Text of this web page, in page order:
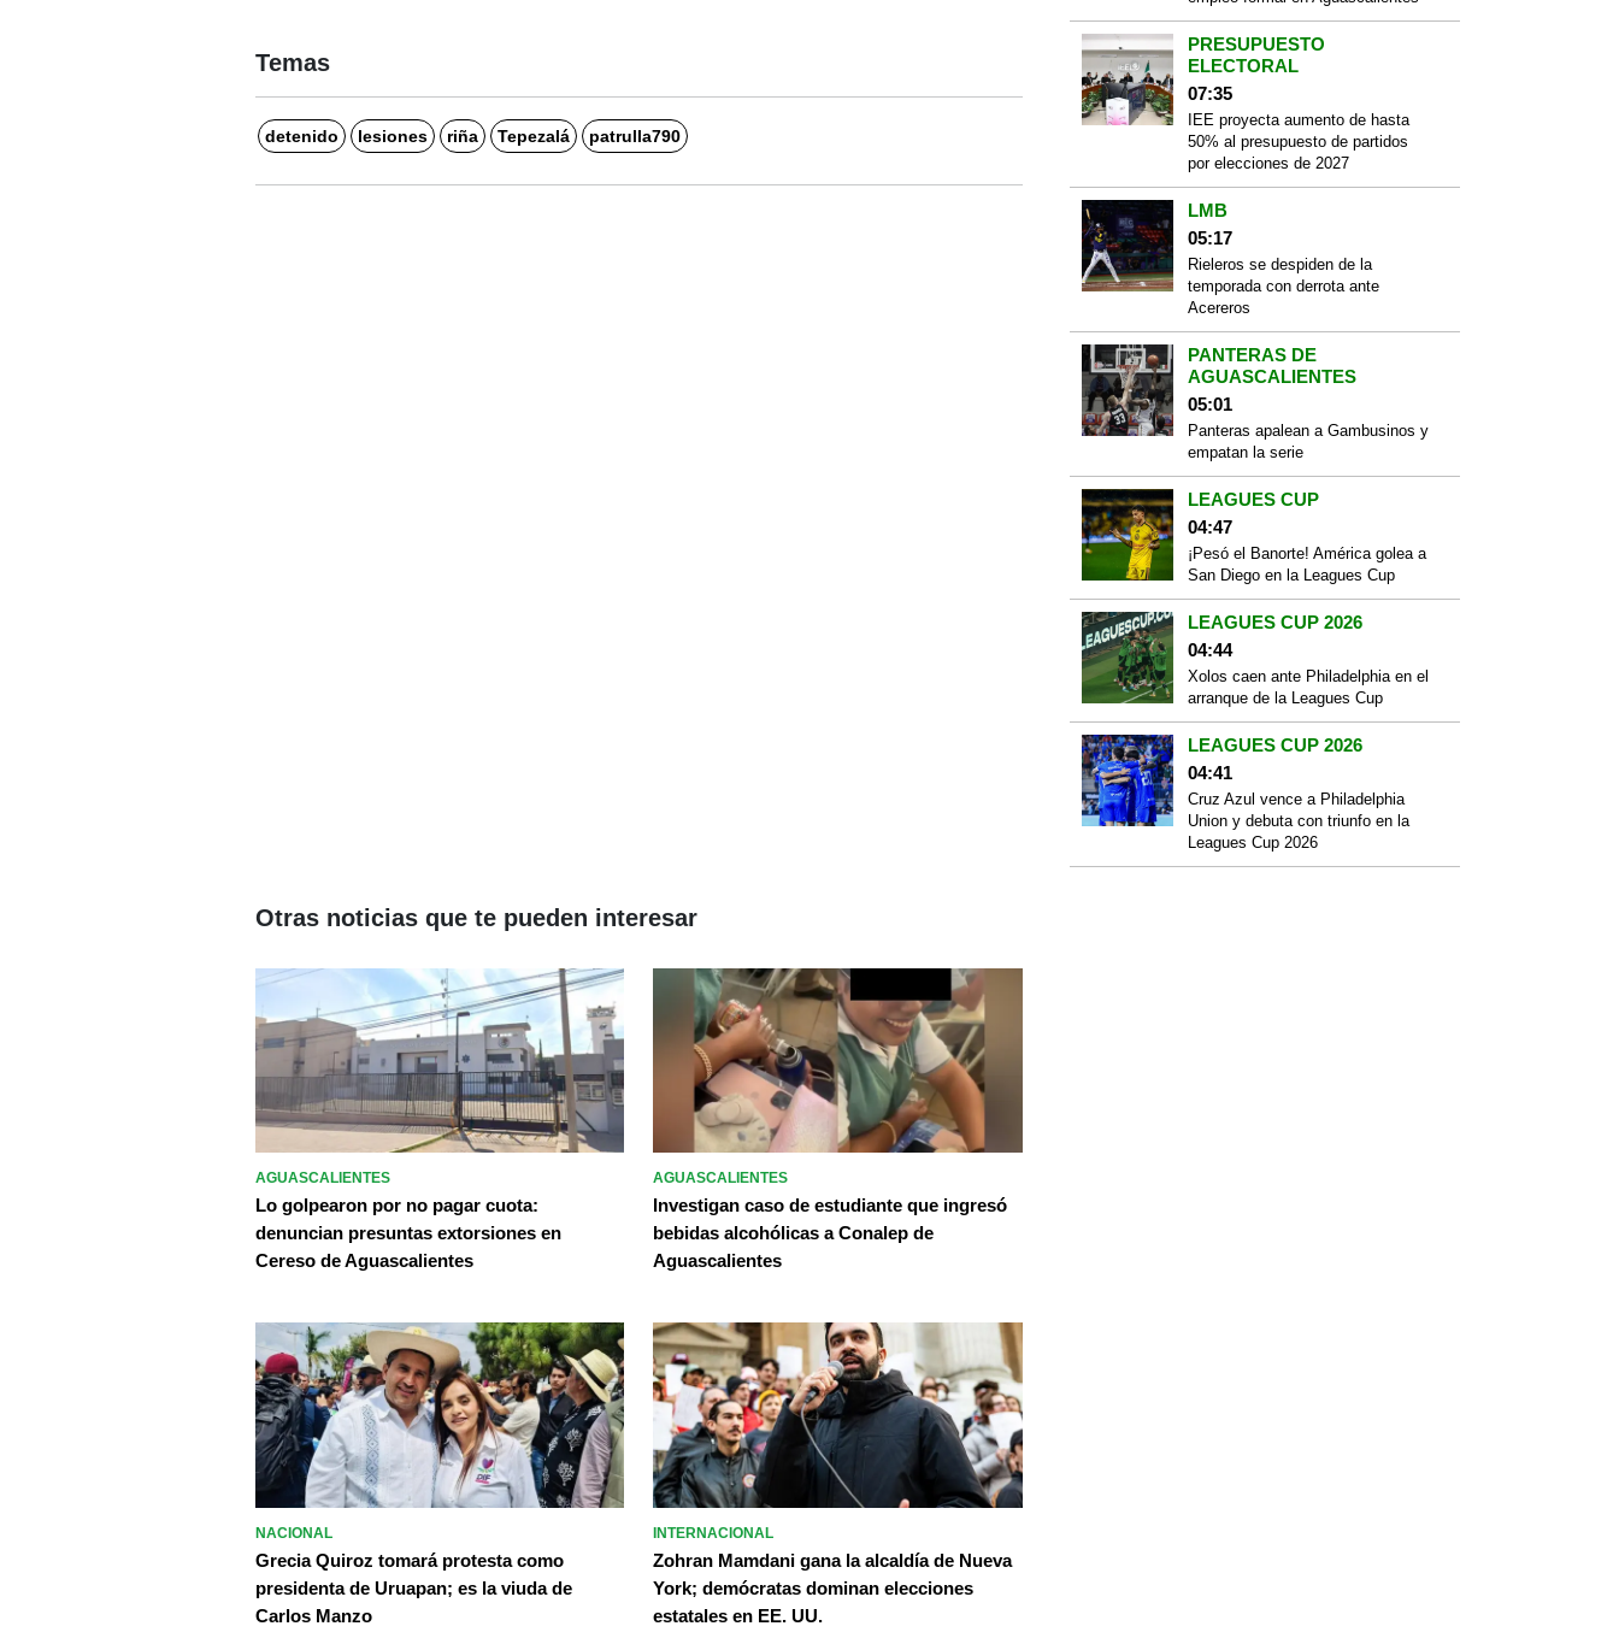
Temas
detenido lesiones riña Tepezalá patrulla790
PRESUPUESTO
ELECTORAL
07:35
IEE proyecta aumento de hasta
50% al presupuesto de partidos
por elecciones de 2027
LMB
05:17
Rieleros se despiden de la
temporada con derrota ante
Acereros
PANTERAS DE
AGUASCALIENTES
05:01
Panteras apalean a Gambusinos y
empatan la serie
LEAGUES CUP
04:47
¡Pesó el Banorte! América golea a
San Diego en la Leagues Cup
LEAGUES CUP 2026
04:44
Xolos caen ante Philadelphia en el
arranque de la Leagues Cup
LEAGUES CUP 2026
04:41
Cruz Azul vence a Philadelphia
Union y debuta con triunfo en la
Leagues Cup 2026
Otras noticias que te pueden interesar
AGUASCALIENTES
Lo golpearon por no pagar cuota:
denuncian presuntas extorsiones en
Cereso de Aguascalientes
AGUASCALIENTES
Investigan caso de estudiante que ingresó
bebidas alcohólicas a Conalep de
Aguascalientes
NACIONAL
Grecia Quiroz tomará protesta como
presidenta de Uruapan; es la viuda de
Carlos Manzo
INTERNACIONAL
Zohran Mamdani gana la alcaldía de Nueva
York; demócratas dominan elecciones
estatales en EE. UU.